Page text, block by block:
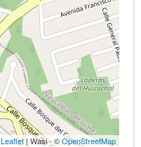
Leaflet| Wasi - ©OpenStreetMap